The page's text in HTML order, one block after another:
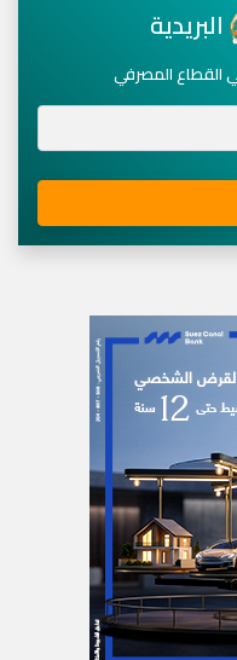
البريدية
القطاع المصرفي